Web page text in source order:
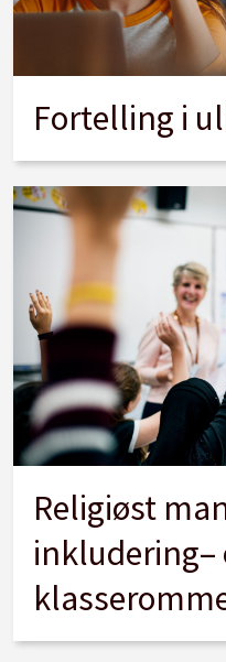
Fortelling i
Religiøst
inkludering–